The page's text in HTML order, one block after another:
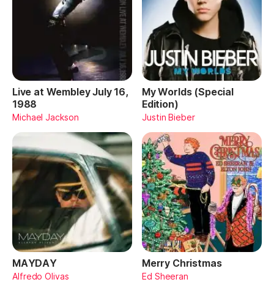
Live at Wembley July 16,
1988
Michael Jackson
My Worlds (Special
Edition)
Justin Bieber
MAYDAY
Alfredo Olivas
Merry Christmas
Ed Sheeran